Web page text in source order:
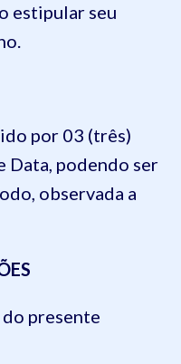
estipular seu
por 03 (três)
Data, podendo ser
observada a
presente